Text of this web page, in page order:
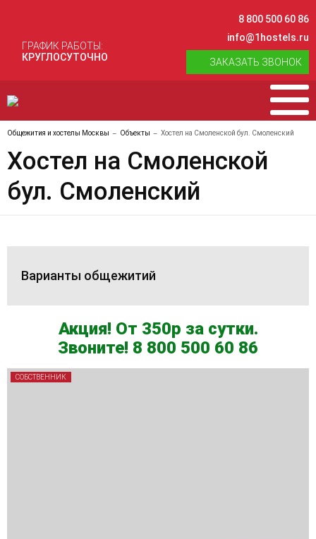
ГРАФИК РАБОТЫ:
КРУГЛОСУТОЧНО
8 800 500 60 86
info@1hostels.ru
ЗАКАЗАТЬ ЗВОНОК
Общежития и хостелы Москвы Объекты Хостел на Смоленской бул. Смоленский
Хостел на Смоленской
бул. Смоленский
Варианты общежитий
Акция! От 350р за сутки.
Звоните! 8 800 500 60 86
СОБСТВЕННИК